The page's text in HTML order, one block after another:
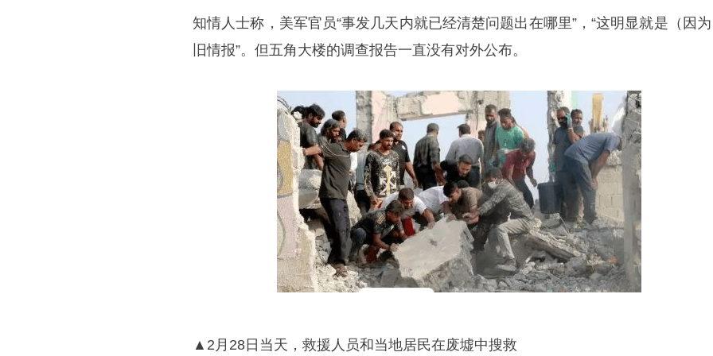
知情人士称，美军官员“事发几天内就已经清楚问题出在哪里”，“这明显就是（因
旧情报”。但五角大楼的调查报告一直没有对外公布。
▲2月28日当天，救援人员和当地居民在废墟中搜救